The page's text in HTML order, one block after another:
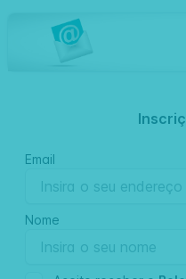
Email
Nome